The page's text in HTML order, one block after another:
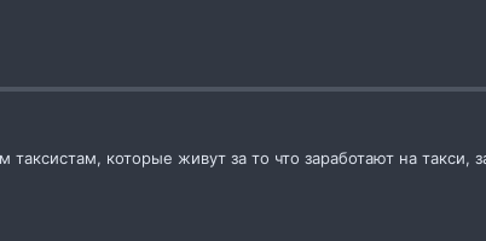
которые живут за то что заработают на такси,